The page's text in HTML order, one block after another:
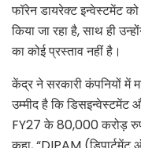
फॉरेन डायरेक्ट इन्वेस्टमेंट
किया जा रहा है, साथ ही
का कोई प्रस्ताव नहीं है।
केंद्र ने सरकारी कंपनियों में
उम्मीद है कि डिसइन्वेस्टमेंट
FY27 के 80,000 करोड़